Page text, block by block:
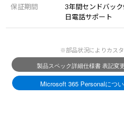
保証期間
3年間センドバッ
日電話サポート
※部品状況によりカス